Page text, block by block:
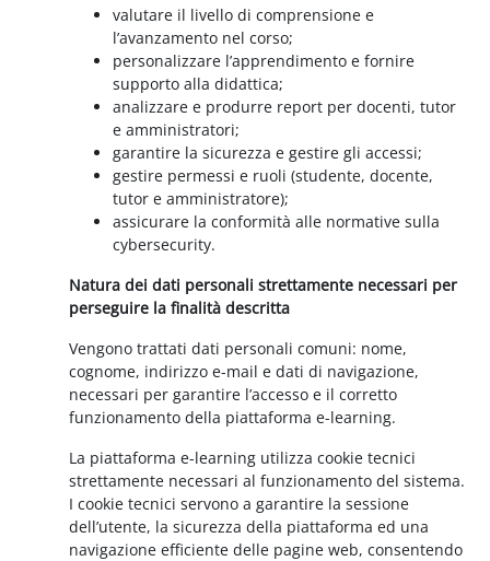
valutare il livello di comprensione e
l’avanzamento nel corso;
personalizzare l’apprendimento e fornire
supporto alla didattica;
analizzare e produrre report per docenti, tutor
e amministratori;
garantire la sicurezza e gestire gli accessi;
gestire permessi e ruoli (studente, docente,
tutor e amministratore);
assicurare la conformità alle normative sulla
cybersecurity.
Natura dei dati personali strettamente necessari per
perseguire la finalità descritta
Vengono trattati dati personali comuni: nome,
cognome, indirizzo e-mail e dati di navigazione,
necessari per garantire l’accesso e il corretto
funzionamento della piattaforma e-learning.
La piattaforma e-learning utilizza cookie tecnici
strettamente necessari al funzionamento del sistema.
I cookie tecnici servono a garantire la sessione
dell’utente, la sicurezza della piattaforma ed una
navigazione efficiente delle pagine web, consentendo